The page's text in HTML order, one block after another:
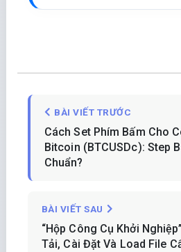
BÀI VIẾT TRƯỚC
Cách Set Phím Bấm Cho
Bitcoin (BTCUSDc): Step
Chuẩn?
BÀI VIẾT SAU
“Hộp Công Cụ Khởi
Tải, Cài Đặt Và Load File